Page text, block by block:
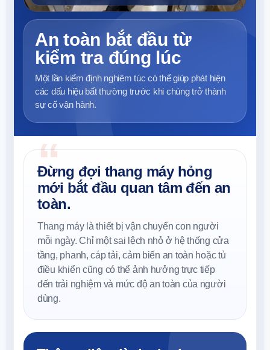
An toàn bắt đầu từ
kiểm tra đúng lúc
Một lần kiểm định nghiêm túc có thể giúp phát hiện
các dấu hiệu bất thường trước khi chúng trở thành
sự cố vận hành.
Đừng đợi thang máy hỏng
mới bắt đầu quan tâm đến an
toàn.
Thang máy là thiết bị vận chuyển con người
mỗi ngày. Chỉ một sai lệch nhỏ ở hệ thống cửa
tầng, phanh, cáp tải, cảm biến an toàn hoặc tủ
điều khiển cũng có thể ảnh hưởng trực tiếp
đến trải nghiệm và mức độ an toàn của người
dùng.